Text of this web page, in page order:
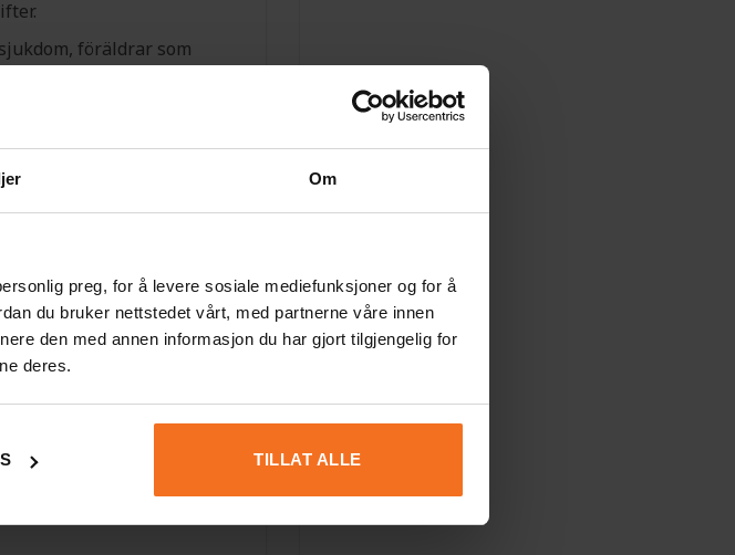
Om
preg, for å levere sosiale mediefunksjoner og for å
du bruker nettstedet vårt, med partnerne våre innen
den med annen informasjon du har gjort tilgjengelig for
deres.
TILLAT ALLE
föräldrar som
Ditt smarta barn
du kan vidta för att
möjliga grundvalen
kreativitet, få god
tips och övningar som